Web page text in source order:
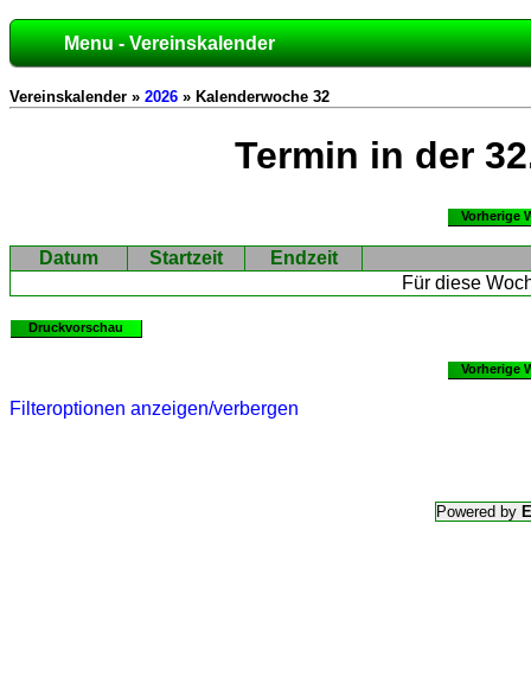
Menu - Vereinskalender
Vereinskalender » 2026 » Kalenderwoche 32
Termin in der
Vorherige
Datum Startzeit
Endzeit
Für diese
Druckvorschau
Vorherige
Filteroptionen anzeigen/verbergen
Powered by